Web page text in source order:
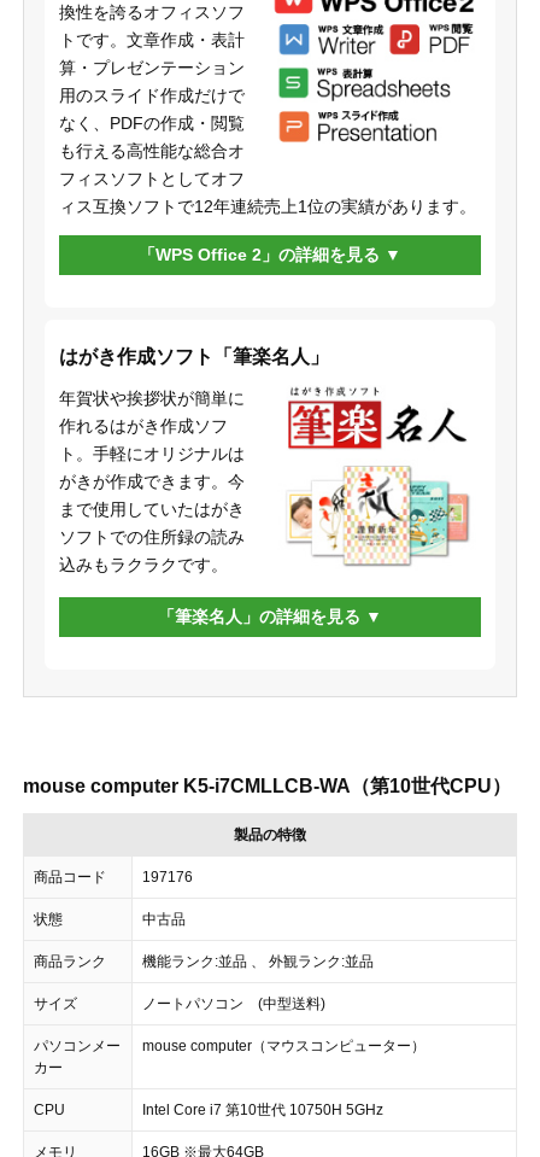
換性を誇るオフィスソフ
トです。文章作成・表計
算・プレゼンテーション
用のスライド作成だけで
なく、PDFの作成・閲覧
も行える高性能な総合オ
フィスソフトとしてオフ
ィス互換ソフトで12年連続売上1位の実績があります。
「WPS Office 2」の詳細を見る
はがき作成ソフト「筆楽名人」
年賀状や挨拶状が簡単に
作れるはがき作成ソフ
ト。手軽にオリジナルは
がきが作成できます。今
まで使用していたはがき
ソフトでの住所録の読み
込みもラクラクです。
「筆楽名人」の詳細を見る
mouse computer K5-i7CMLLCB-WA（第10世代CPU）
製品の特徴
商品コード 197176
状態 中古品
商品ランク 機能ランク:並品 、 外観ランク:並品
サイズ ノートパソコン (中型送料)
パソコンメー
カー
mouse computer（マウスコンピューター）
CPU Intel Core i7 第10世代 10750H 5GHz
メモリ 16GB ※最大64GB